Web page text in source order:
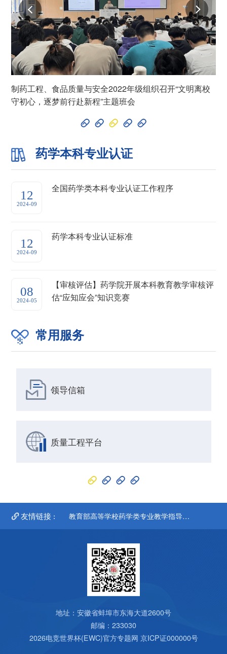
制药工程、食品质量与安全2022年级组织召开“文明离校
守初心，逐梦前行赴新程”主题班会
药学本科专业认证
12
2024-09
全国药学类本科专业认证工作程序
12
2024-09
药学本科专业认证标准
08
2024-05
【审核评估】药学院开展本科教育教学审核评
估“应知应会”知识竞赛
常用服务
领导信箱
质量工程平台
友情链接 : 教育部高等学校药学类专业教学指导委
员会
地址：安徽省蚌埠市东海大道2600号
邮编：233030
2026电竞世界杯(EWC)官方专题网 京ICP证000000号